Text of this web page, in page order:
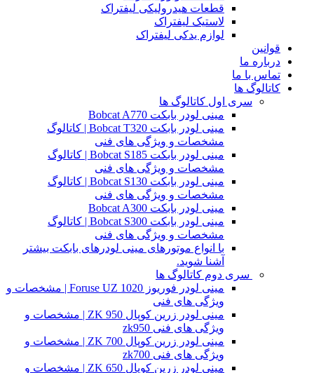
قطعات هیدرولیکی لیفتراک
لاستیک لیفتراک
لوازم یدکی لیفتراک
قوانین
درباره ما
تماس با ما
کاتالوگ ها
سری اول کاتالوگ ها
مینی لودر بابکت Bobcat A770
مینی لودر بابکت Bobcat T320 | کاتالوگ
مشخصات و ویژگی های فنی
مینی لودر بابکت Bobcat S185 | کاتالوگ
مشخصات و ویژگی های فنی
مینی لودر بابکت Bobcat S130 | کاتالوگ
مشخصات و ویژگی های فنی
مینی لودر بابکت Bobcat A300
مینی لودر بابکت Bobcat S300 | کاتالوگ
مشخصات و ویژگی های فنی
با انواع موتورهای مینی لودرهای بابکت بیشتر
آشنا شوید.
سری دوم کاتالوگ ها
مینی لودر فوریوز Foruse UZ 1020 | مشخصات و
ویژگی های فنی
مینی لودر زرین کوپال ZK 950 | مشخصات و
ویژگی های فنی zk950
مینی لودر زرین کوپال ZK 700 | مشخصات و
ویژگی های فنی zk700
مینی لودر زرین کوپال ZK 650 | مشخصات و